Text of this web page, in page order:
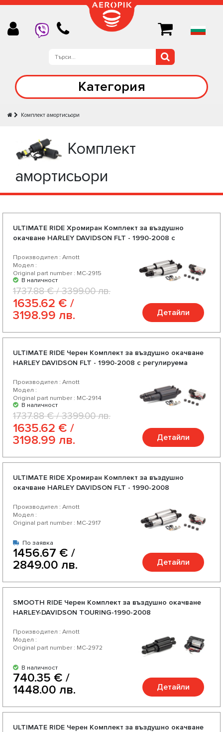
Категория
Комплект амортисьори
Комплект
амортисьори
ULTIMATE RIDE Хромиран Комплект за въздушно
окачване HARLEY DAVIDSON FLT - 1990-2008 с
Производител : Arnott
Модел :
Original part number : MC-2915
В наличност
1737.88 € / 3399.00 лв.
1635.62 € /
3198.99 лв.
Детайли
ULTIMATE RIDE Черен Комплект за въздушно окачване
HARLEY DAVIDSON FLT - 1990-2008 с регулируема
Производител : Arnott
Модел :
Original part number : MC-2914
В наличност
1737.88 € / 3399.00 лв.
1635.62 € /
3198.99 лв.
Детайли
ULTIMATE RIDE Хромиран Комплект за въздушно
окачване HARLEY DAVIDSON FLT - 1990-2008
Производител : Arnott
Модел :
Original part number : MC-2917
По заявка
1456.67 € /
2849.00 лв.
Детайли
SMOOTH RIDE Черен Комплект за въздушно окачване
HARLEY-DAVIDSON TOURING-1990-2008
Производител : Arnott
Модел :
Original part number : MC-2972
В наличност
740.35 € /
1448.00 лв.
Детайли
ULTIMATE RIDE Черен Комплект за въздушно окачване